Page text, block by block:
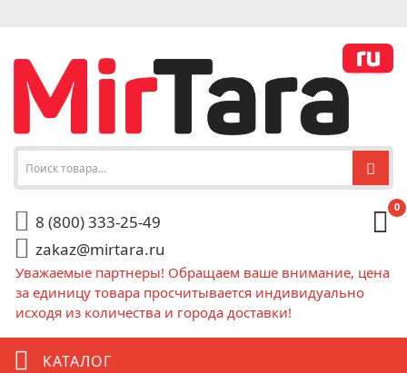
8 (800) 333-25-49
zakaz@mirtara.ru
0
Уважаемые партнеры! Обращаем ваше внимание, цена
за единицу товара просчитывается индивидуально
исходя из количества и города доставки!
КАТАЛОГ